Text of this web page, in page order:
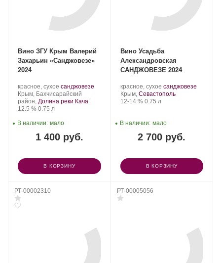
Вино ЗГУ Крым Валерий
Захарьин «Санджовезе»
2024
Производитель:
Валерий
Захарьин.
красное, сухое .
Сорт
винограда:
санджовезе
Регион:
Крым, Бахчисарайский
район, Долина реки Кача
Крепость
12.5 %. Объем
0.75 л
1 400 руб.
В наличии: мало
В КОРЗИНУ
Вино Усадьба
Александровская
САНДЖОВЕЗЕ 2024
Производитель:
Усадьба
Александровская.
красное, сухое .
Сорт
санджовезе.
Регион:
Крым, Севастополь
Крепость
12-14 %. Объем
0.75 л
2 700 руб.
В наличии: мало
В КОРЗИНУ
РТ-00002310 РТ-00005056